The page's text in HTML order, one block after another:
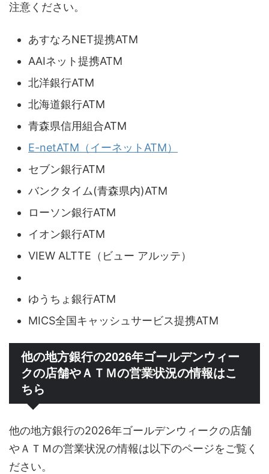
注意ください。
あすなろNET提携ATM
AAIネット提携ATM
北洋銀行ATM
北海道銀行ATM
青森県信用組合ATM
E-netATM（イーネットATM）
セブン銀行ATM
バンクタイム(青森県内)ATM
ローソン銀行ATM
イオン銀行ATM
VIEW ALTTE（ビュー アルッテ）
ゆうちょ銀行ATM
MICS全国キャッシュサービス提携ATM
他の地方銀行の2026年ゴールデンウィー
クの店舗やＡＴＭの営業状況の情報はこ
ちら
他の地方銀行の2026年ゴールデンウィークの店舗
やＡＴＭの営業状況の情報は以下のページをご覧く
ださい。